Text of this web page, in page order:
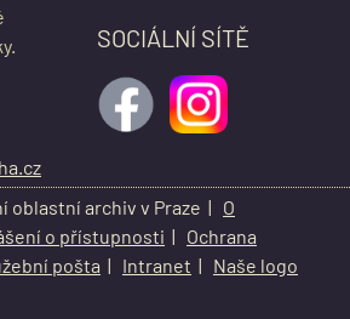
SOCIÁLNÍ SÍTĚ
oblastní archiv v Praze | O
o přístupnosti | Ochrana
pošta | Intranet | Naše logo